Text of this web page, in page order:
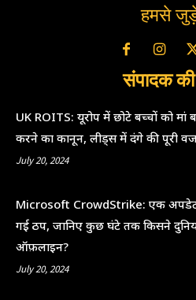
हमसे
संपादक
UK ROITS: यूरोप में छोटे बच्चों को
करने का कानून, लीड्स में दंगे की पूरी
July 20, 2024
Microsoft CrowdStrike: एक अपडेट
गई ठप, जानिए कुछ घंटे तक किसने
ऑफ़लाइन?
July 20, 2024